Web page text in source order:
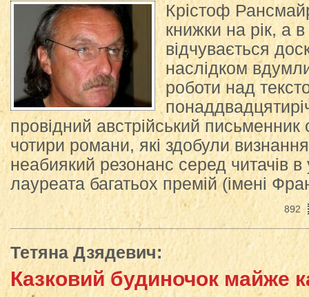
Крістоф
книжки на рік, а
відчувається
наслідком
роботи над
провідний австрійський письменник
чотири романи, які здобули
неабиякий резонанс серед читачів в
лауреата багатьох премій (імені
892
Тетяна Дзядевич:
Казковий будиночок майже